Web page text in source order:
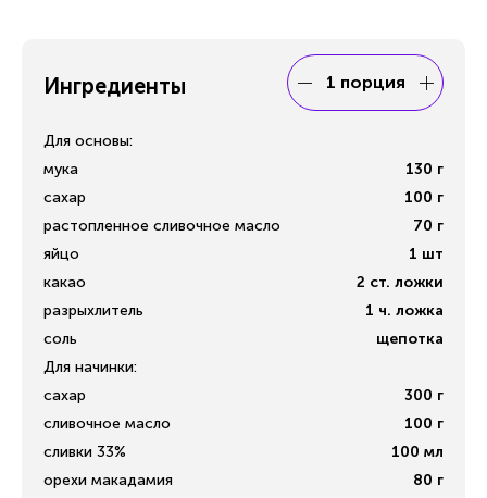
Ингредиенты 1 порция
Для основы:
мука
130 г
сахар
100 г
растопленное сливочное масло
70 г
яйцо
1 шт
какао
2 ст. ложки
разрыхлитель
1 ч. ложка
соль
щепотка
Для начинки:
сахар
300 г
сливочное масло
100 г
сливки 33%
100 мл
орехи макадамия
80 г